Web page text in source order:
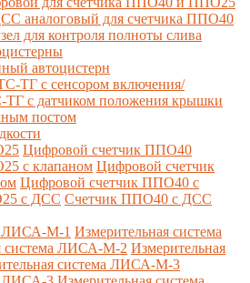
аналоговый для счетчика ППО40
для контроля полноты слива
автоцистерн
ТГ с сенсором включения/
с датчиком положения крышки
постом
Цифровой счетчик ППО40
с клапаном Цифровой счетчик
Цифровой счетчик ППО40 с
с ДСС Счетчик ППО40 с ДСС
ЛИСА-М-1 Измерительная система
система ЛИСА-М-2 Измерительная
система ЛИСА-М-3